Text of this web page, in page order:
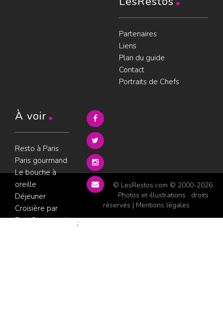
Partenaires
Liens
Plan du guide
Contact
Portraits de Chefs
À voir
Resto à Paris
Paris gourmand
Le bouche à
oreille
Déjeuner
Croisière par
ParisGourmand
© LesRestos.com © 2000-2026.
Photos et illustrations : droits
réservés | Mentions légales
;